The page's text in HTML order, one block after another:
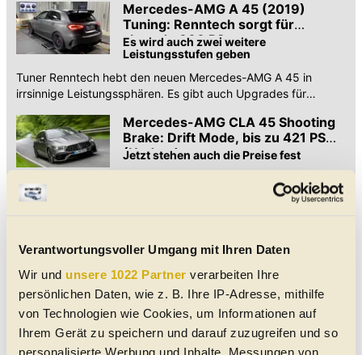
Verantwortungsvoller Umgang mit Ihren Daten
Wir und unsere 1022 Partner verarbeiten Ihre
persönlichen Daten, wie z. B. Ihre IP-Adresse, mithilfe
von Technologien wie Cookies, um Informationen auf
Ihrem Gerät zu speichern und darauf zuzugreifen und so
Mercedes-AMG A 45 (2019)
Tuning: Renntech sorgt für
absurde 600 PS
Es wird auch zwei weitere
Leistungsstufen geben
Tuner Renntech hebt den neuen Mercedes-AMG A 45 in
irrsinnige Leistungssphären. Es gibt auch Upgrades für
Mercedes-AMG CLA 45 Shooting
Brake: Drift Mode, bis zu 421 PS
(Update)
Jetzt stehen auch die Preise fest
Mercedes baut den stärksten Großserien-Turbo-Vierzylinder
der Welt auch in den CLA Shooting Brake ein. Alle technischen
(2019): Jetzt sind auch die Preise
da (Update)
Bis zu 421 PS im Baby-Benz! Alle Infos
und Preise zu den krassen Kompakten
Jetzt ist es offiziell: Mercedes-AMG enthüllt die Neuauflagen
von A 45 und CLA 45. Bemerkenswert ist der Vierzylinder-
Turbo mit bis zu 421 PS Leistung.